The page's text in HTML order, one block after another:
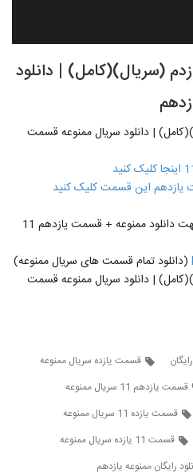
(سریال)(کامل) | دانلود
| دانلود سریال ممنوعه قسمت
یازدهم این قسمت کلیک کنید
(جهت دانلود ممنوعه + قسمت یازدهم 11
(دانلود تمام قسمت های سریال ممنوعه)
| دانلود سریال ممنوعه قسمت
قسمت یازده سریال ممنوعه
قسمت یازدهم 11 سریال ممنوعه
قسمت یازده 11 سریال ممنوعه
قسمت 11 یازده سریال ممنوعه
رایگان ممنوعه یازدهم